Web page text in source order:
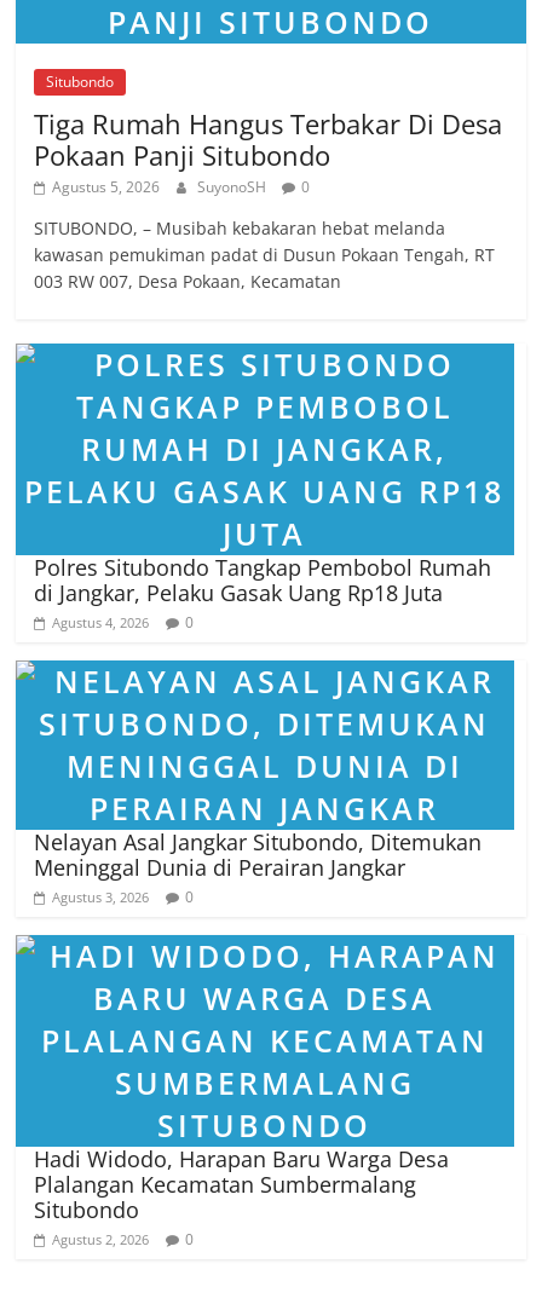
Situbondo
Tiga Rumah Hangus Terbakar Di Desa
Pokaan Panji Situbondo
Agustus 5, 2026 SuyonoSH 0
SITUBONDO, – Musibah kebakaran hebat melanda
kawasan pemukiman padat di Dusun Pokaan Tengah, RT
003 RW 007, Desa Pokaan, Kecamatan
Polres Situbondo Tangkap Pembobol Rumah
di Jangkar, Pelaku Gasak Uang Rp18 Juta
Agustus 4, 2026 0
Nelayan Asal Jangkar Situbondo, Ditemukan
Meninggal Dunia di Perairan Jangkar
Agustus 3, 2026 0
Hadi Widodo, Harapan Baru Warga Desa
Plalangan Kecamatan Sumbermalang
Situbondo
Agustus 2, 2026 0